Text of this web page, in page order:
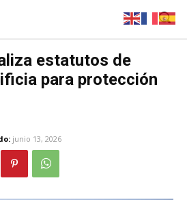
estatutos de
para protección
junio 13, 2026